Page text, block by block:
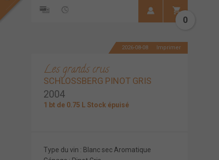
CONTACT
0
2026-08-08 Imprimer
Les grands crus
SCHLOSSBERG PINOT GRIS
2004
1 bt de 0.75 L Stock épuisé
Type du vin : Blanc sec Aromatique